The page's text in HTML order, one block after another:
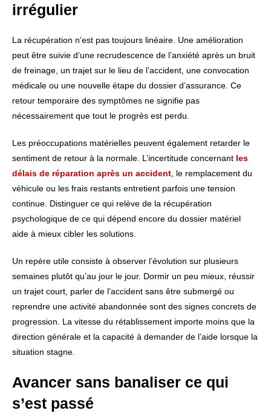
irrégulier
La récupération n’est pas toujours linéaire. Une amélioration
peut être suivie d’une recrudescence de l’anxiété après un bruit
de freinage, un trajet sur le lieu de l’accident, une convocation
médicale ou une nouvelle étape du dossier d’assurance. Ce
retour temporaire des symptômes ne signifie pas
nécessairement que tout le progrès est perdu.
Les préoccupations matérielles peuvent également retarder le
sentiment de retour à la normale. L’incertitude concernant les
délais de réparation après un accident, le remplacement du
véhicule ou les frais restants entretient parfois une tension
continue. Distinguer ce qui relève de la récupération
psychologique de ce qui dépend encore du dossier matériel
aide à mieux cibler les solutions.
Un repère utile consiste à observer l’évolution sur plusieurs
semaines plutôt qu’au jour le jour. Dormir un peu mieux, réussir
un trajet court, parler de l’accident sans être submergé ou
reprendre une activité abandonnée sont des signes concrets de
progression. La vitesse du rétablissement importe moins que la
direction générale et la capacité à demander de l’aide lorsque la
situation stagne.
Avancer sans banaliser ce qui
s’est passé